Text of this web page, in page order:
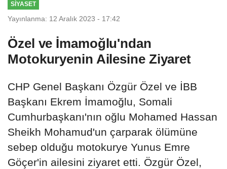
SIYASET
Yayınlanma: 12 Aralık 2023 - 17:42
Özel ve İmamoğlu'ndan
Motokuryenin Ailesine Ziyaret
CHP Genel Başkanı Özgür Özel ve İBB
Başkanı Ekrem İmamoğlu, Somali
Cumhurbaşkanı'nın oğlu Mohamed Hassan
Sheikh Mohamud'un çarparak ölümüne
sebep olduğu motokurye Yunus Emre
Göçer'in ailesini ziyaret etti. Özgür Özel,